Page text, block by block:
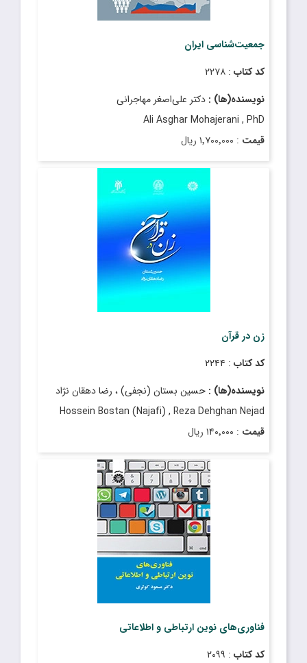
جمعیت‌‌شناسی ایران
کد کتاب : ۲۲۷۸
نویسنده(ها) : دکتر علی‌اصغر مهاجرانی
Ali Asghar Mohajerani , PhD
قیمت : ۱٬۷۰۰٬۰۰۰ ریال
: آذر ۱۴۰۳
زن در قرآن
کد کتاب : ۲۲۴۴
نویسنده(ها) : حسین بستان (نجفی) ، رضا دهقان‌ نژاد
Hossein Bostan (Najafi) , Reza Dehghan Nejad
قیمت : ۱۴۰٬۰۰۰ ریال
: دی ۱۳۹۷
فناوری‌های نوین ارتباطی و اطلاعاتی
کد کتاب : ۲۰۹۹